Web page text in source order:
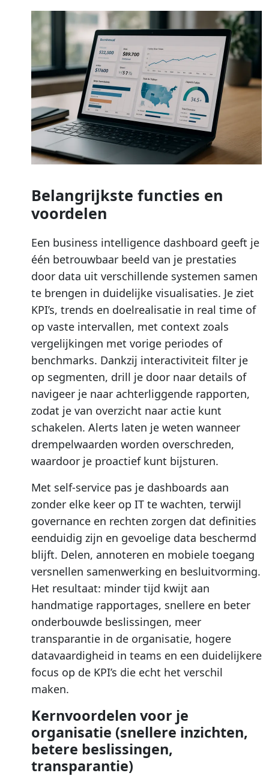
Belangrijkste functies en
voordelen
Een business intelligence dashboard geeft je
één betrouwbaar beeld van je prestaties
door data uit verschillende systemen samen
te brengen in duidelijke visualisaties. Je ziet
KPI’s, trends en doelrealisatie in real time of
op vaste intervallen, met context zoals
vergelijkingen met vorige periodes of
benchmarks. Dankzij interactiviteit filter je
op segmenten, drill je door naar details of
navigeer je naar achterliggende rapporten,
zodat je van overzicht naar actie kunt
schakelen. Alerts laten je weten wanneer
drempelwaarden worden overschreden,
waardoor je proactief kunt bijsturen.
Met self-service pas je dashboards aan
zonder elke keer op IT te wachten, terwijl
governance en rechten zorgen dat definities
eenduidig zijn en gevoelige data beschermd
blijft. Delen, annoteren en mobiele toegang
versnellen samenwerking en besluitvorming.
Het resultaat: minder tijd kwijt aan
handmatige rapportages, snellere en beter
onderbouwde beslissingen, meer
transparantie in de organisatie, hogere
datavaardigheid in teams en een duidelijkere
focus op de KPI’s die echt het verschil
maken.
Kernvoordelen voor je
organisatie (snellere inzichten,
betere beslissingen,
transparantie)